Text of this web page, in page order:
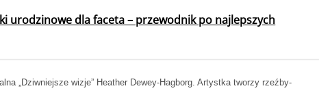
urodzinowe dla faceta – przewodnik po najlepszych
„Dziwniejsze wizje” Heather Dewey-Hagborg. Artystka tworzy rzeźby-